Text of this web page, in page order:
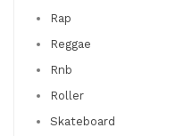
Rap
Reggae
Rnb
Roller
Skateboard